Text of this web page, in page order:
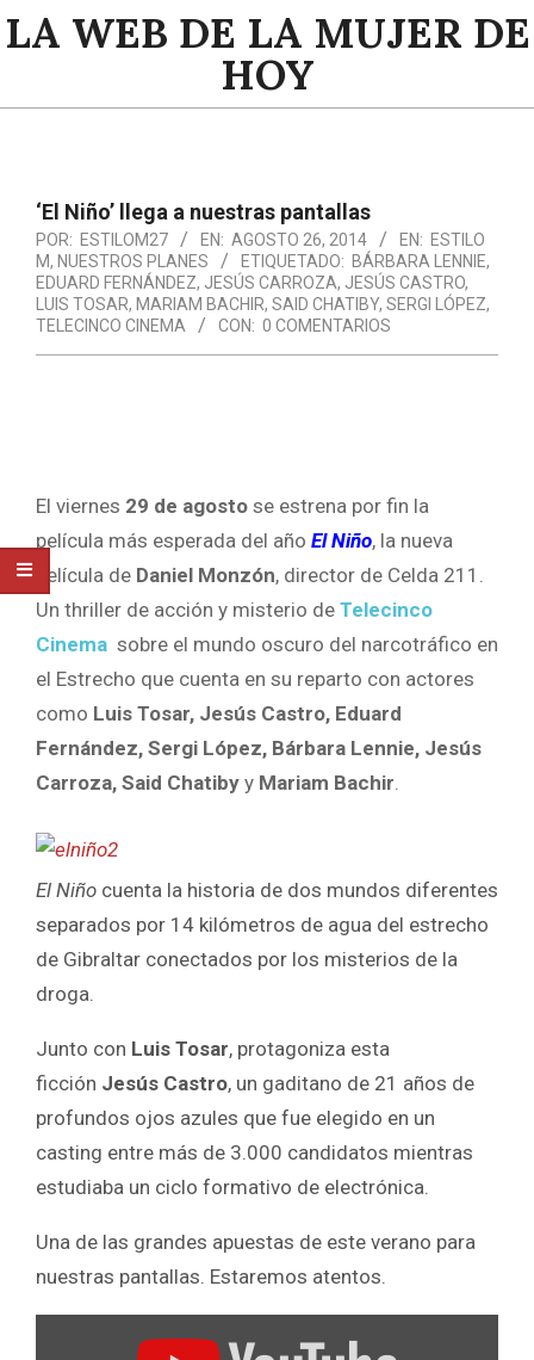
Saltar
alLA WEB DE LA MUJER DE
HOY
navegación
principal
‘El Niño’ llega a nuestras pantallas
POR: ESTILOM27 EN: AGOSTO 26, 2014 EN: ESTILO
M, NUESTROS PLANES ETIQUETADO: BÁRBARA LENNIE,
EDUARD FERNÁNDEZ, JESÚS CARROZA, JESÚS CASTRO,
LUIS TOSAR, MARIAM BACHIR, SAID CHATIBY, SERGI LÓPEZ,
TELECINCO CINEMA
CON: 0 COMENTARIOS
El viernes 29 de agosto se estrena por fin la
película más esperada del año El Niño, la nueva
película de Daniel Monzón, director de Celda 211.
Un thriller de acción y misterio de Telecinco
Cinema sobre el mundo oscuro del narcotráfico en
el Estrecho que cuenta en su reparto con actores
como Luis Tosar, Jesús Castro, Eduard
Fernández, Sergi López, Bárbara Lennie, Jesús
Carroza, Said Chatiby y Mariam Bachir.
El Niño cuenta la historia de dos mundos diferentes
separados por 14 kilómetros de agua del estrecho
de Gibraltar conectados por los misterios de la
droga.
Junto con Luis Tosar, protagoniza esta
ficción Jesús Castro, un gaditano de 21 años de
profundos ojos azules que fue elegido en un
casting entre más de 3.000 candidatos mientras
estudiaba un ciclo formativo de electrónica.
Una de las grandes apuestas de este verano para
nuestras pantallas. Estaremos atentos.